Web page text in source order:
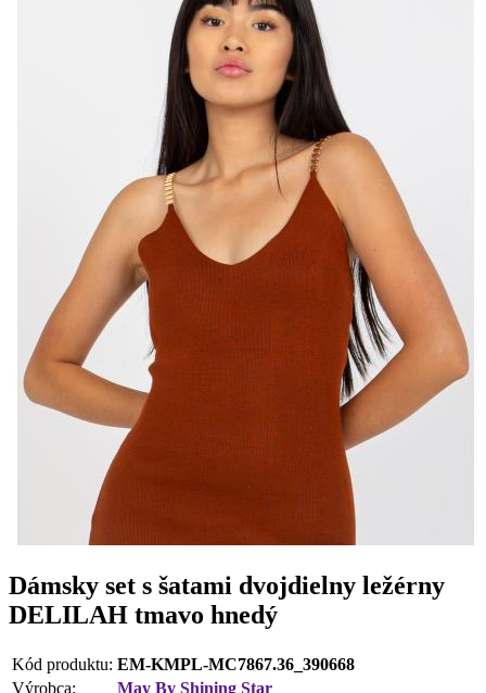
Dámsky set s šatami dvojdielny ležérny
DELILAH tmavo hnedý
Kód produktu: EM-KMPL-MC7867.36_390668
Výrobca:
May By Shining Star